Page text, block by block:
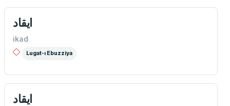
ايقاد
ikad
Lugat-ı Ebuzziya
ايقاد